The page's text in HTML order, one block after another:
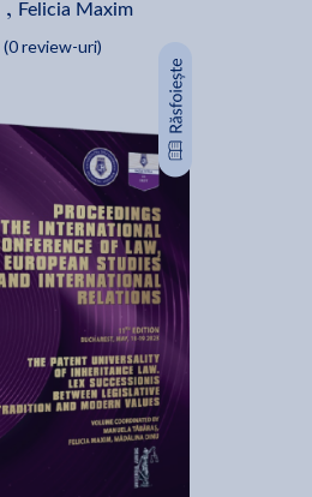
, Felicia Maxim
(0 review-uri)